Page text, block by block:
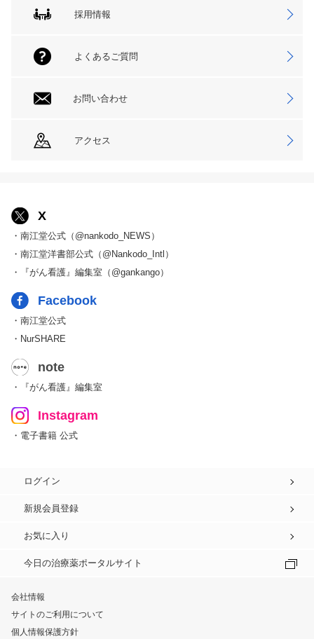
採用情報
よくあるご質問
お問い合わせ
アクセス
X
・南江堂公式（@nankodo_NEWS）
・南江堂洋書部公式（@Nankodo_Intl）
・『がん看護』編集室（@gankango）
Facebook
・南江堂公式
・NurSHARE
note
・『がん看護』編集室
Instagram
・電子書籍 公式
ログイン
新規会員登録
お気に入り
今日の治療薬ポータルサイト
会社情報
サイトのご利用について
個人情報保護方針